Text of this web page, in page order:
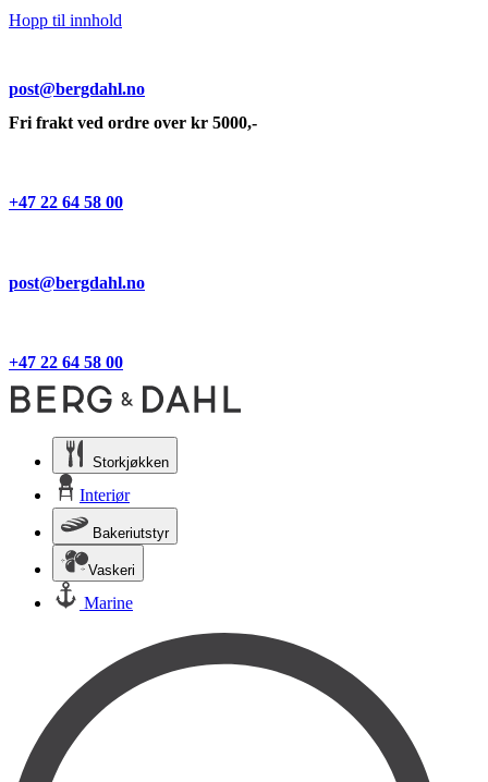
Hopp til innhold
post@bergdahl.no
Fri frakt ved ordre over kr 5000,-
+47 22 64 58 00
post@bergdahl.no
+47 22 64 58 00
Storkjøkken
Interiør
Bakeriutstyr
Vaskeri
Marine